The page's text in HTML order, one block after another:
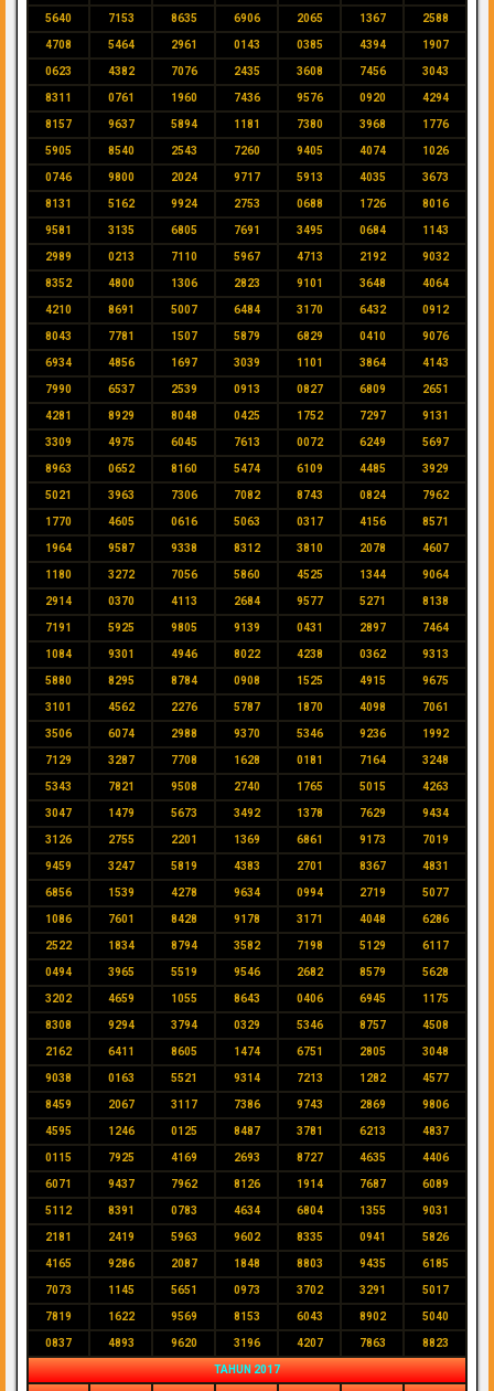
5640 7153 8635 6906 2065 1367 2588
4708 5464 2961 0143 0385 4394 1907
0623 4382 7076 2435 3608 7456 3043
8311 0761 1960 7436 9576 0920 4294
8157 9637 5894 1181 7380 3968 1776
5905 8540 2543 7260 9405 4074 1026
0746 9800 2024 9717 5913 4035 3673
8131 5162 9924 2753 0688 1726 8016
9581 3135 6805 7691 3495 0684 1143
2989 0213 7110 5967 4713 2192 9032
8352 4800 1306 2823 9101 3648 4064
4210 8691 5007 6484 3170 6432 0912
8043 7781 1507 5879 6829 0410 9076
6934 4856 1697 3039 1101 3864 4143
7990 6537 2539 0913 0827 6809 2651
4281 8929 8048 0425 1752 7297 9131
3309 4975 6045 7613 0072 6249 5697
8963 0652 8160 5474 6109 4485 3929
5021 3963 7306 7082 8743 0824 7962
1770 4605 0616 5063 0317 4156 8571
1964 9587 9338 8312 3810 2078 4607
1180 3272 7056 5860 4525 1344 9064
2914 0370 4113 2684 9577 5271 8138
7191 5925 9805 9139 0431 2897 7464
1084 9301 4946 8022 4238 0362 9313
5880 8295 8784 0908 1525 4915 9675
3101 4562 2276 5787 1870 4098 7061
3506 6074 2988 9370 5346 9236 1992
7129 3287 7708 1628 0181 7164 3248
5343 7821 9508 2740 1765 5015 4263
3047 1479 5673 3492 1378 7629 9434
3126 2755 2201 1369 6861 9173 7019
9459 3247 5819 4383 2701 8367 4831
6856 1539 4278 9634 0994 2719 5077
1086 7601 8428 9178 3171 4048 6286
2522 1834 8794 3582 7198 5129 6117
0494 3965 5519 9546 2682 8579 5628
3202 4659 1055 8643 0406 6945 1175
8308 9294 3794 0329 5346 8757 4508
2162 6411 8605 1474 6751 2805 3048
9038 0163 5521 9314 7213 1282 4577
8459 2067 3117 7386 9743 2869 9806
4595 1246 0125 8487 3781 6213 4837
0115 7925 4169 2693 8727 4635 4406
6071 9437 7962 8126 1914 7687 6089
5112 8391 0783 4634 6804 1355 9031
2181 2419 5963 9602 8335 0941 5826
4165 9286 2087 1848 8803 9435 6185
7073 1145 5651 0973 3702 3291 5017
7819 1622 9569 8153 6043 8902 5040
0837 4893 9620 3196 4207 7863 8823
TAHUN 2017